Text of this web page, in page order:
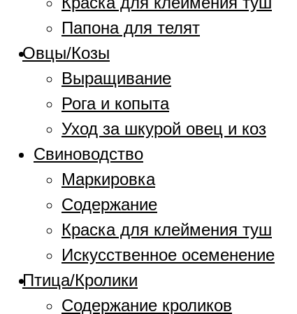
Папона для телят
Овцы/Козы
Выращивание
Рога и копыта
Уход за шкурой овец и коз
Свиноводство
Маркировка
Содержание
Краска для клеймения туш
Искусственное осеменение
Птица/Кролики
Содержание кроликов